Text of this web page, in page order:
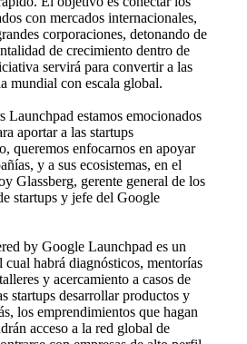
con mercados internacionales,
corporaciones, detonando de
de crecimiento dentro de
servirá para convertir a las
mundial con escala global.
Launchpad estamos emocionados
aportar a las startups
queremos enfocarnos en apoyar
y a sus ecosistemas, en el
Glassberg, gerente general de los
startups y jefe del Google
by Google Launchpad es un
cual habrá diagnósticos, mentorías
y acercamiento a casos de
startups desarrollar productos y
los emprendimientos que hagan
acceso a la red global de